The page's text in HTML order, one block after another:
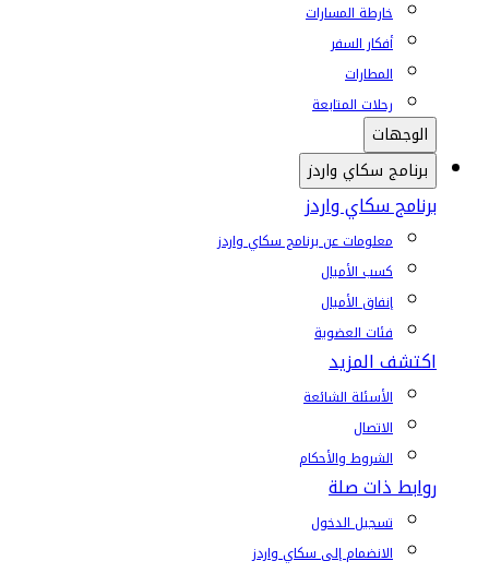
خارطة المسارات
أفكار السفر
المطارات
رحلات المتابعة
الوجهات
برنامج سكاي واردز
برنامج سكاي واردز
معلومات عن برنامج سكاي واردز
كسب الأميال
إنفاق الأميال
فئات العضوية
اكتشف المزيد
الأسئلة الشائعة
الاتصال
الشروط والأحكام
روابط ذات صلة
تسجيل الدخول
الانضمام إلى سكاي واردز